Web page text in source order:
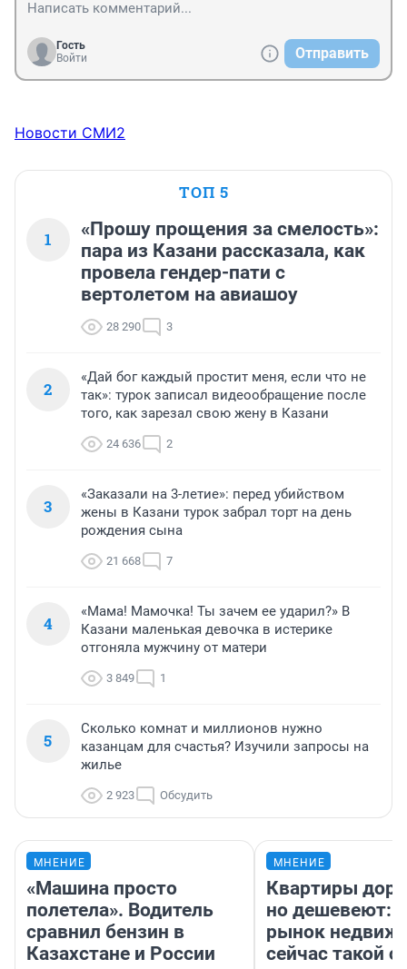
Гость
Войти
Отправить
Новости СМИ2
ТОП 5
1
«Прошу прощения за смелость»:
пара из Казани рассказала, как
провела гендер-пати с
вертолетом на авиашоу
28 290 3
2
«Дай бог каждый простит меня, если что не
так»: турок записал видеообращение после
того, как зарезал свою жену в Казани
24 636 2
3
«Заказали на 3-летие»: перед убийством
жены в Казани турок забрал торт на день
рождения сына
21 668 7
4
«Мама! Мамочка! Ты зачем ее ударил?» В
Казани маленькая девочка в истерике
отгоняла мужчину от матери
3 849 1
5
Сколько комнат и миллионов нужно
казанцам для счастья? Изучили запросы на
жилье
2 923 Обсудить
МНЕНИЕ
«Машина просто
полетела». Водитель
сравнил бензин в
Казахстане и России
МНЕНИЕ
Квартиры
но дешевеют:
рынок
сейчас такой